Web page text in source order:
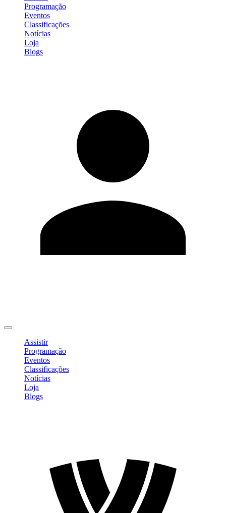
Programação
Eventos
Classificações
Notícias
Loja
Blogs
Assistir
Programação
Eventos
Classificações
Notícias
Loja
Blogs